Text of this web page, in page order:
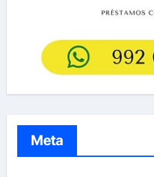
Meta